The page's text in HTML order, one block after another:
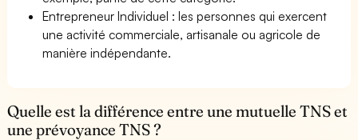
Entrepreneur Individuel : les personnes qui exercent
une activité commerciale, artisanale ou agricole de
manière indépendante.
Quelle est la différence entre une mutuelle TNS et
une prévoyance TNS ?